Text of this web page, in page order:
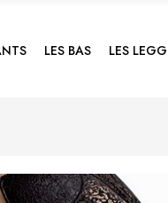
LES BAS LES